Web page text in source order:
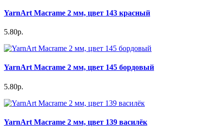
YarnArt Macrame 2 мм, цвет 143 красный
5.80р.
YarnArt Macrame 2 мм, цвет 145 бордовый
5.80р.
YarnArt Macrame 2 мм, цвет 139 василёк